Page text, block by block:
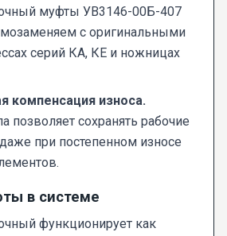
муфты УВ3146-00Б-407
с оригинальными
серий КА, КЕ и ножницах
компенсация износа.
позволяет сохранять рабочие
при постепенном износе
в системе
функционирует как